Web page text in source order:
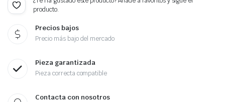
producto.
Precios bajos
Precio más bajo del mercado
Pieza garantizada
Pieza correcta compatible
Contacta con nosotros